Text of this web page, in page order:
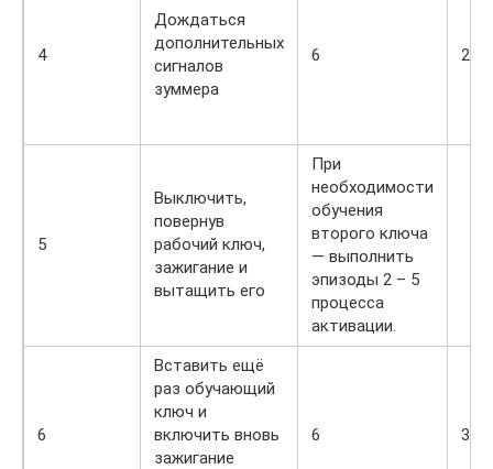
4
Дождаться
дополнительных
сигналов
зуммера
6 2
5
Выключить,
повернув
рабочий ключ,
зажигание и
вытащить его
При
необходимости
обучения
второго ключа
— выполнить
эпизоды 2 – 5
процесса
активации.
6
Вставить ещё
раз обучающий
ключ и
включить вновь
зажигание
6 3